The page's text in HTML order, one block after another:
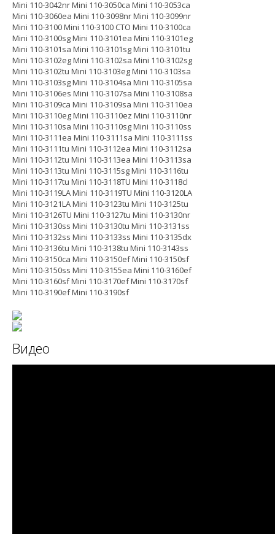
Mini 110-3042nr Mini 110-3050ca Mini 110-3053ca
Mini 110-3060ea Mini 110-3098nr Mini 110-3099nr
Mini 110-3100 Mini 110-3100 CTO Mini 110-3100ca
Mini 110-3100sg Mini 110-3101ea Mini 110-3101eg
Mini 110-3101sa Mini 110-3101sg Mini 110-3101tu
Mini 110-3102eg Mini 110-3102sa Mini 110-3102sg
Mini 110-3102tu Mini 110-3103eg Mini 110-3103sa
Mini 110-3103sg Mini 110-3104sa Mini 110-3105sa
Mini 110-3106es Mini 110-3107sa Mini 110-3108sa
Mini 110-3109ca Mini 110-3109sa Mini 110-3110ea
Mini 110-3110eg Mini 110-3110ez Mini 110-3110nr
Mini 110-3110sa Mini 110-3110sg Mini 110-3110ss
Mini 110-3111ea Mini 110-3111sa Mini 110-3111ss
Mini 110-3111tu Mini 110-3112ea Mini 110-3112sa
Mini 110-3112tu Mini 110-3113ea Mini 110-3113sa
Mini 110-3113tu Mini 110-3115sg Mini 110-3116tu
Mini 110-3117tu Mini 110-3118TU Mini 110-3118cl
Mini 110-3119LA Mini 110-3119TU Mini 110-3120LA
Mini 110-3121LA Mini 110-3123tu Mini 110-3125tu
Mini 110-3126TU Mini 110-3127tu Mini 110-3130nr
Mini 110-3130ss Mini 110-3130tu Mini 110-3131ss
Mini 110-3132ss Mini 110-3133ss Mini 110-3135dx
Mini 110-3136tu Mini 110-3138tu Mini 110-3143ss
Mini 110-3150ca Mini 110-3150ef Mini 110-3150sf
Mini 110-3150ss Mini 110-3155ea Mini 110-3160ef
Mini 110-3160sf Mini 110-3170ef Mini 110-3170sf
Mini 110-3190ef Mini 110-3190sf
Видео